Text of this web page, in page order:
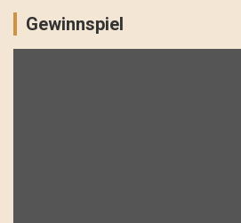
Gewinnspiel